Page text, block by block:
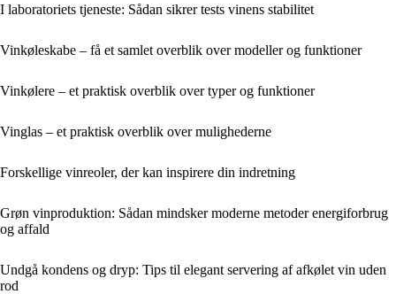
I laboratoriets tjeneste: Sådan sikrer tests vinens stabilitet
Vinkøleskabe – få et samlet overblik over modeller og funktioner
Vinkølere – et praktisk overblik over typer og funktioner
Vinglas – et praktisk overblik over mulighederne
Forskellige vinreoler, der kan inspirere din indretning
Grøn vinproduktion: Sådan mindsker moderne metoder energiforbrug
og affald
Undgå kondens og dryp: Tips til elegant servering af afkølet vin uden
rod